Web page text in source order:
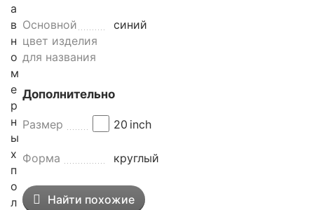
а
в
н
о
м
е
р
н
ы
х
п
о
л
Основной
цвет изделия
для названия
синий
Дополнительно
Размер 20 inch
Форма круглый
Найти похожие